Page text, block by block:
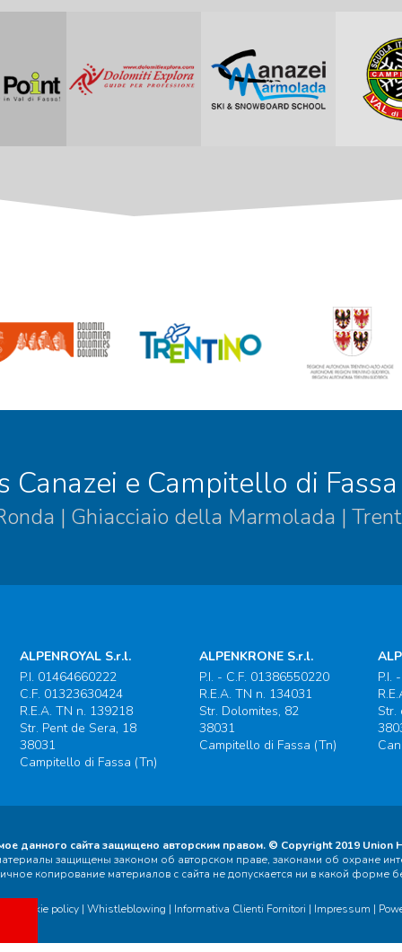
Canazei e Campitello di Fassa
| Ghiacciaio della Marmolada |
ALPENROYAL S.r.l.
P.I. 01464660222
C.F. 01323630424
R.E.A. TN n. 139218
Str. Pent de Sera, 18
38031
Campitello di Fassa (Tn)
ALPENKRONE S.r.l.
P.I. - C.F. 01386550220
R.E.A. TN n. 134031
Str. Dolomites, 82
38031
Campitello di Fassa (Tn)
P.I.
Str.
данного сайта защищено авторским правом. © Copyright 2019 Union
защищены законом об авторском праве, законами об охране
копирование материалов с сайта не допускается ни в какой форме
Cookie policy | Whistleblowing | Informativa Clienti Fornitori | Impressum |